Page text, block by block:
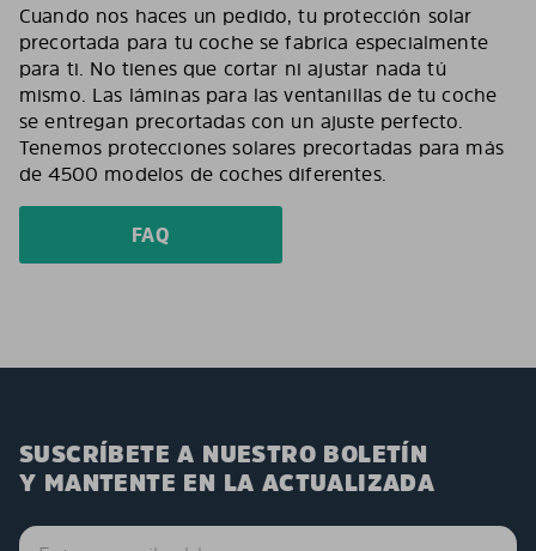
Cuando nos haces un pedido, tu protección solar
precortada para tu coche se fabrica especialmente
para ti. No tienes que cortar ni ajustar nada tú
mismo. Las láminas para las ventanillas de tu coche
se entregan precortadas con un ajuste perfecto.
Tenemos protecciones solares precortadas para más
de 4500 modelos de coches diferentes.
FAQ
SUSCRÍBETE A NUESTRO BOLETÍN
Y MANTENTE EN LA ACTUALIZADA